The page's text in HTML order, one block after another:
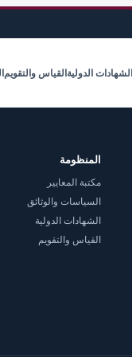
الشهادات الدولية القياس والتقويم
المنظومة
مكتبة المعايير
السياسات والوثائق
الشهادات الدولية
القياس والتقويم